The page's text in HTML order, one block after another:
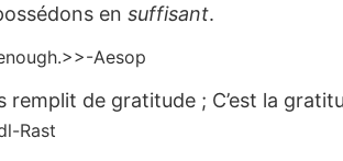
en suffisant.
Aesop
remplit de gratitude ; C’est la
Rast